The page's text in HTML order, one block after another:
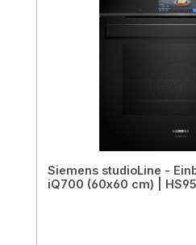
Siemens studioLine -
iQ700 (60x60 cm) |